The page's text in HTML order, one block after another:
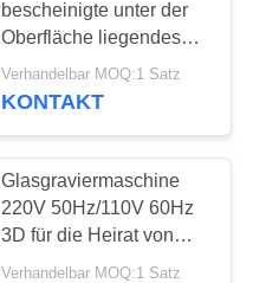
bescheinigte unter der
Oberfläche liegendes
Laser-Graviermaschine
CER FDA
Verhandelbar MOQ:1 Satz
KONTAKT
Glasgraviermaschine
220V 50Hz/110V 60Hz
3D für die Heirat von
Fotografie
Verhandelbar MOQ:1 Satz